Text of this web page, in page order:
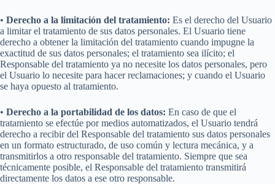
• Derecho a la limitación del tratamiento: Es el derecho del Usuario
a limitar el tratamiento de sus datos personales. El Usuario tiene
derecho a obtener la limitación del tratamiento cuando impugne la
exactitud de sus datos personales; el tratamiento sea ilícito; el
Responsable del tratamiento ya no necesite los datos personales, pero
el Usuario lo necesite para hacer reclamaciones; y cuando el Usuario
se haya opuesto al tratamiento.
• Derecho a la portabilidad de los datos: En caso de que el
tratamiento se efectúe por medios automatizados, el Usuario tendrá
derecho a recibir del Responsable del tratamiento sus datos personales
en un formato estructurado, de uso común y lectura mecánica, y a
transmitirlos a otro responsable del tratamiento. Siempre que sea
técnicamente posible, el Responsable del tratamiento transmitirá
directamente los datos a ese otro responsable.